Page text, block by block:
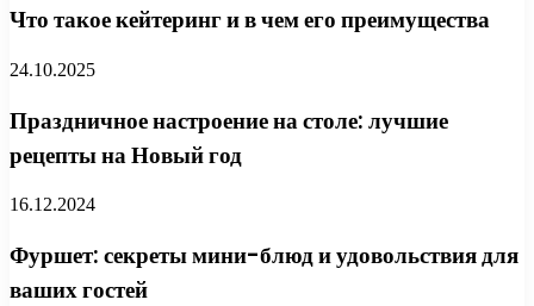
Что такое кейтеринг и в чем его преимущества
24.10.2025
Праздничное настроение на столе: лучшие
рецепты на Новый год
16.12.2024
Фуршет: секреты мини-блюд и удовольствия для
ваших гостей